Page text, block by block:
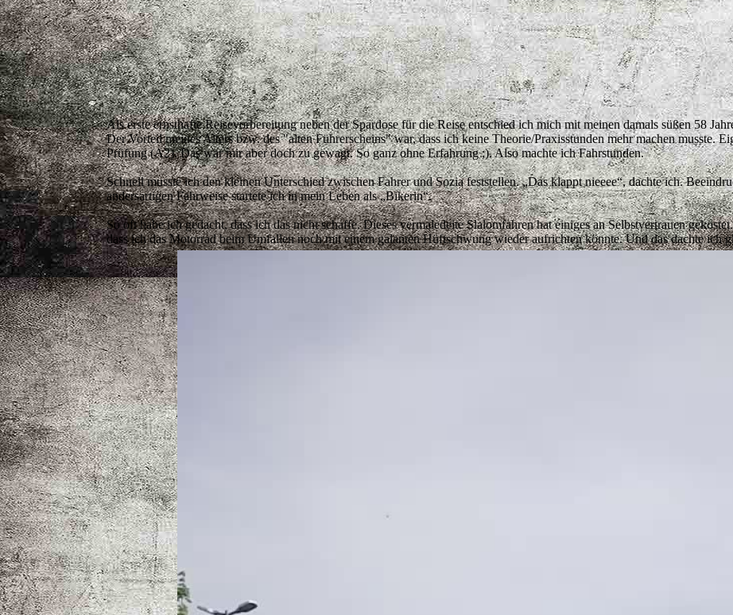
Als erste ernsthafte Reisevorbereitung neben der Spardose für die Reise entschied ich mich mit meinen damals süßen 58
Der Vorteil meines Alters bzw. des "alten Führerscheins" war, dass ich keine Theorie/Praxisstunden mehr machen musste.
Prüfung (A2). Das war mir aber doch zu gewagt. So ganz ohne Erfahrung ;). Also machte ich Fahrstunden.
Schnell musste ich den kleinen Unterschied zwischen Fahrer und Sozia feststellen. „Das klappt nieeee“, dachte ich.
andersartigen Fahrweise startete ich in mein Leben als „Bikerin“.
So oft habe ich gedacht, dass ich das nicht schaffe. Dieses vermaledeite Slalomfahren hat einiges an Selbstvertrauen
dass ich das Motorrad beim Umfallen noch mit einem galanten Hüftschwung wieder aufrichten könnte. Und das dachte ich